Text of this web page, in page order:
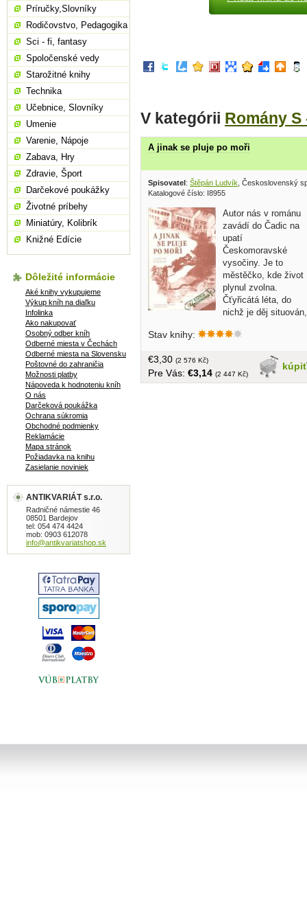
V kategórii Romány S
A jinak se pluje po moři
Spisovatel: Štěpán Ludvík , Československý
Katalogové číslo: I8955
Autor nás v románu
zavádí do Čadic na
upatí
Českomoravské
vysočiny. Je to
městěčko, kde život
plynul zvolna.
Čťyřicátá léta, do
nichž je děj situován,
milostných dobrodružství tamních
události... v češtine, obal, tvrdá väzba,
519 strán
Stav knihy:
kúpiť
€3,30 (2 576 Kč)
Pre Vás: €3,14 (2 447 Kč)
Príručky,Slovníky
Rodičovstvo, Pedagogika
Sci - fi, fantasy
Spoločenské vedy
Starožitné knihy
Technika
Učebnice, Slovníky
Umenie
Varenie, Nápoje
Zabava, Hry
Zdravie, Šport
Darčekové poukážky
Životné príbehy
Miniatúry, Kolibrík
Knižné Edície
Dôležité informácie
Aké knihy vykupujeme
Výkup kníh na diaľku
Infolinka
Ako nakupovať
Osobný odber kníh
Odberné miesta v Čechách
Odberné miesta na Slovensku
Poštovné do zahraničia
Možnosti platby
Nápoveda k hodnoteniu kníh
O nás
Darčeková poukážka
Ochrana súkromia
Obchodné podmienky
Reklamácie
Mapa stránok
Požiadavka na knihu
Zasielanie noviniek
ANTIKVARIÁT s.r.o.
Radničné námestie 46
08501 Bardejov
tel: 054 474 4424
mob: 0903 612078
info@antikvariatshop.sk